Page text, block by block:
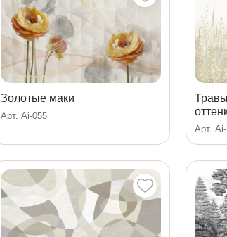
Золотые маки
Арт. Ai-055
Арт.